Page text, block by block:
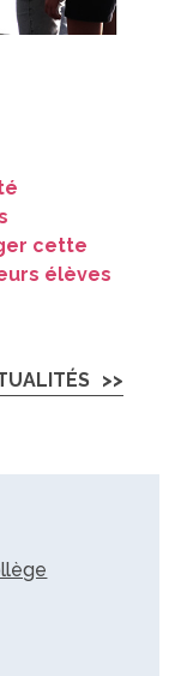
cette
élèves